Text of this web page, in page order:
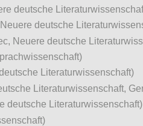
deutsche
deutsche
Neuere deutsche
Literaturwissenschaft)
Literaturwissenschaft,
deutsche Literaturwissenschaft)